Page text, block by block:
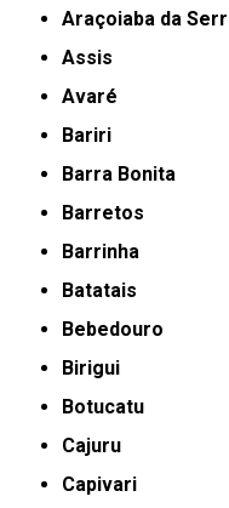
Araçoiaba da
Assis
Avaré
Bariri
Barra Bonita
Barretos
Barrinha
Batatais
Bebedouro
Birigui
Botucatu
Cajuru
Capivari